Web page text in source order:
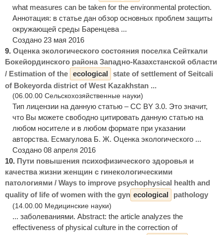
what measures can be taken for the environmental protection.
Aннотация: в статье дан обзор основных проблем защиты
окружающей среды Баренцева ...
Создано 23 мая 2016
9. Оценка экологического состояния поселка Сейткали
Бокейординского района Западно-Казахстанской области
/ Estimation of the ecological state of settlement of Seitcali
of Bokeyorda district of West Kazakhstan ...
(06.00.00 Сельскохозяйственные науки)
Тип лицензии на данную статью – CC BY 3.0. Это значит,
что Вы можете свободно цитировать данную статью на
любом носителе и в любом формате при указании
авторства. Есмагулова Б. Ж. Оценка экологического ...
Создано 08 апреля 2016
10. Пути повышения психофизического здоровья и
качества жизни женщин с гинекологическими
патологиями / Ways to improve psychophysical health and
quality of life of women with the gyn ecological pathology
(14.00.00 Медицинские науки)
... заболеваниями. Abstract: the article analyzes the
effectiveness of physical culture in the correction of